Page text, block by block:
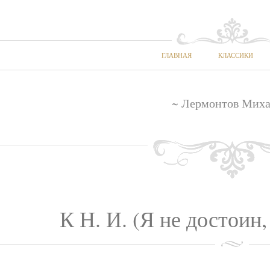
ГЛАВНАЯ КЛАССИКИ
~ Лермонтов
К Н. И. (Я не